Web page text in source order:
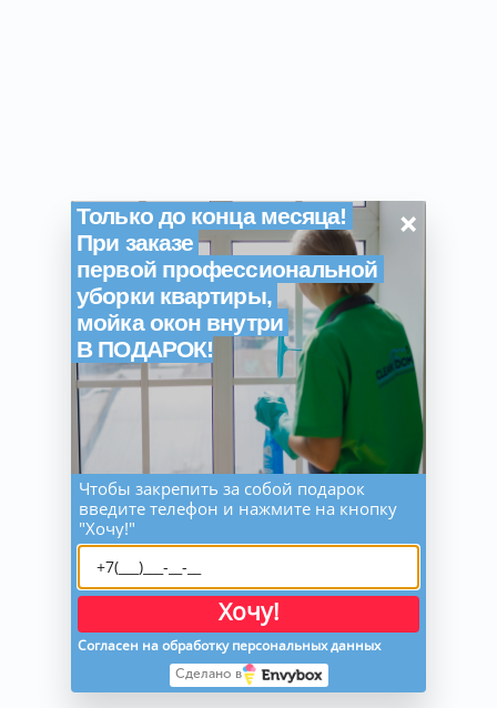
Только до конца месяца!
При заказе
первой профессиональной
уборки квартиры,
мойка окон внутри
В ПОДАРОК!
×
Чтобы закрепить за собой подарок
введите телефон и нажмите на кнопку
"Хочу!"
Хочу!
Согласен на обработку персональных данных
Сделано в